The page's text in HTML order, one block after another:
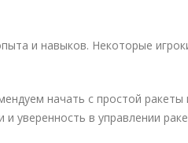
и навыков. Некоторые
начать с простой ракеты
уверенность в управлении